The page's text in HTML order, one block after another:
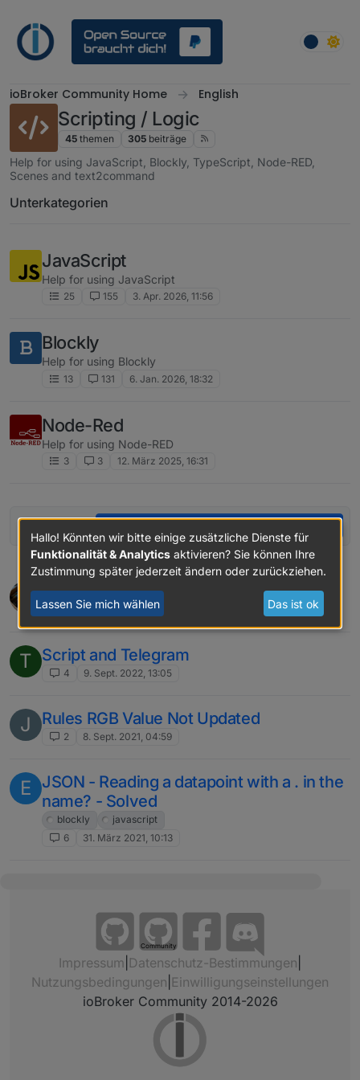
ioBroker Community Home English
Scripting / Logic
45 themen 305 beiträge
Help for using JavaScript, Blockly, TypeScript, Node-RED,
Scenes and text2command
Unterkategorien
JavaScript
Help for using JavaScript
25 155 3. Apr. 2026, 11:56
Blockly
Help for using Blockly
13 131 6. Jan. 2026, 18:32
Node-Red
Help for using Node-RED
3 3 12. März 2025, 16:31
AI - which are you using?
4 4. Aug. 2026, 05:20
T Script and Telegram
4 9. Sept. 2022, 13:05
J Rules RGB Value Not Updated
2 8. Sept. 2021, 04:59
E
JSON - Reading a datapoint with a . in the
name? - Solved
blockly
javascript
6
31. März 2021, 10:13
Community
Impressum Datenschutz-Bestimmungen
Nutzungsbedingungen Einwilligungseinstellungen
ioBroker Community 2014-2026
Hallo! Könnten wir bitte einige zusätzliche Dienste für
Funktionalität & Analytics aktivieren? Sie können Ihre
Zustimmung später jederzeit ändern oder zurückziehen.
Lassen Sie mich wählen Das ist ok